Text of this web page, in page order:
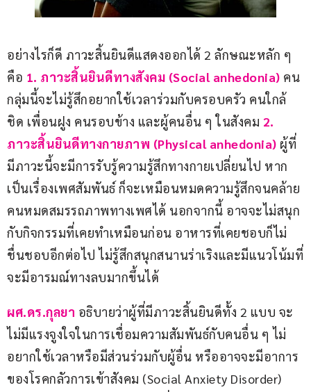
อย่างไรก็ดี ภาวะสิ้นยินดีแสดงออกได้ 2 ลักษณะหลัก ๆ
คือ 1. ภาวะสิ้นยินดีทางสังคม (Social anhedonia) คน
กลุ่มนี้จะไม่รู้สึกอยากใช้เวลาร่วมกับครอบครัว คนใกล้
ชิด เพื่อนฝูง คนรอบข้าง และผู้คนอื่น ๆ ในสังคม 2.
ภาวะสิ้นยินดีทางกายภาพ (Physical anhedonia) ผู้ที่
มีภาวะนี้จะมีการรับรู้ความรู้สึกทางกายเปลี่ยนไป หาก
เป็นเรื่องเพศสัมพันธ์ ก็จะเหมือนหมดความรู้สึกจนคล้าย
คนหมดสมรรถภาพทางเพศได้ นอกจากนี้ อาจจะไม่สนุก
กับกิจกรรมที่เคยทำเหมือนก่อน อาหารที่เคยชอบก็ไม่
ชื่นชอบอีกต่อไป ไม่รู้สึกสนุกสนานร่าเริงและมีแนวโน้มที่
จะมีอารมณ์ทางลบมากขึ้นได้
ผศ.ดร.กุลยา อธิบายว่าผู้ที่มีภาวะสิ้นยินดีทั้ง 2 แบบ จะ
ไม่มีแรงจูงใจในการเชื่อมความสัมพันธ์กับคนอื่น ๆ ไม่
อยากใช้เวลาหรือมีส่วนร่วมกับผู้อื่น หรืออาจจะมีอาการ
ของโรคกลัวการเข้าสังคม (Social Anxiety Disorder)